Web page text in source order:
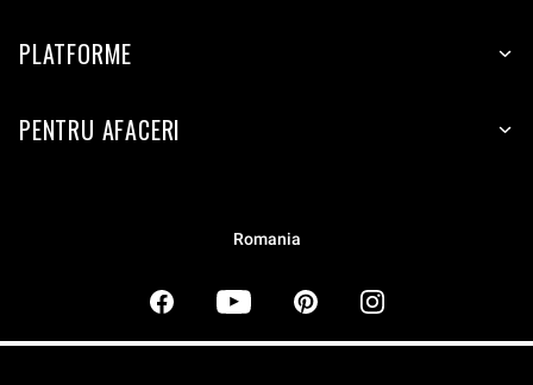
PLATFORME
PENTRU AFACERI
Romania